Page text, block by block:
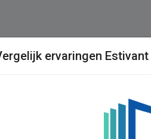
ervaringen